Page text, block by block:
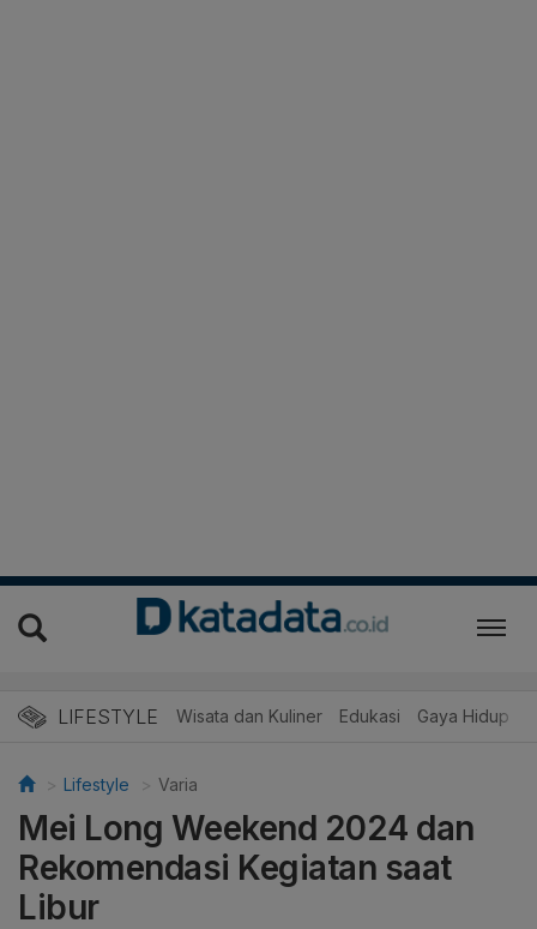
LIFESTYLE Wisata dan Kuliner Edukasi Gaya Hidup
Lifestyle Varia
Mei Long Weekend 2024 dan
Rekomendasi Kegiatan saat
Libur